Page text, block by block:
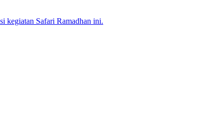
kegiatan Safari Ramadhan ini.